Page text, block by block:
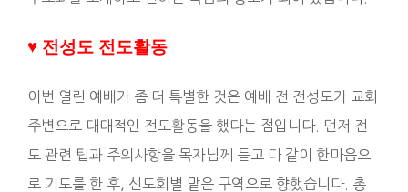
♥ 전성도 전도활동
이번 열린 예배가 좀 더 특별한 것은 예배 전 전성도가 교회
주변으로 대대적인 전도활동을 했다는 점입니다. 먼저 전
도 관련 팁과 주의사항을 목자님께 듣고 다 같이 한마음으
로 기도를 한 후, 신도회별 맡은 구역으로 향했습니다. 총